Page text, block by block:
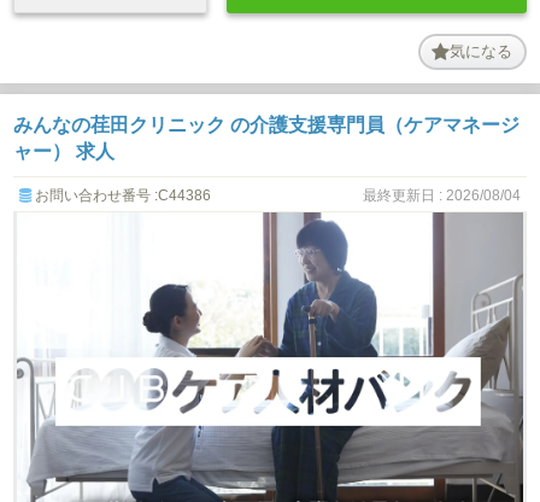
気になる
みんなの荏田クリニック の介護支援専門員（ケアマネージ
ャー） 求人
お問い合わせ番号 :C44386 最終更新日 : 2026/08/04